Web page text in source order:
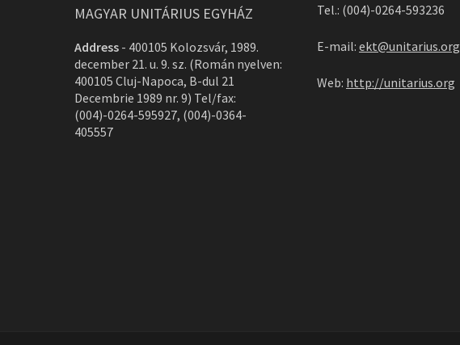
MAGYAR UNITÁRIUS EGYHÁZ
Address - 400105 Kolozsvár, 1989.
december 21. u. 9. sz. (Román nyelven:
400105 Cluj-Napoca, B-dul 21
Decembrie 1989 nr. 9) Tel/fax:
(004)-0264-595927, (004)-0364-
405557
Tel.: (004)-0264-593236
E-mail: ekt@unitarius.org
Web: http://unitarius.org